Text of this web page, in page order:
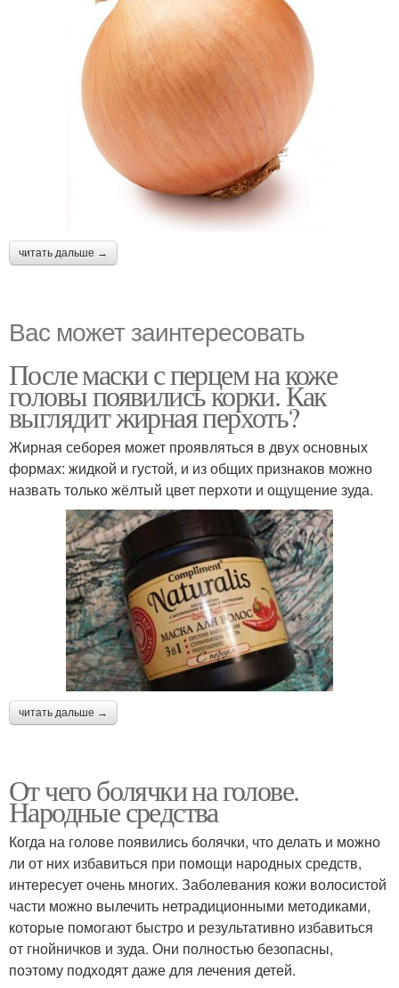
читать дальше →
Вас может заинтересовать
После маски с перцем на коже
головы появились корки. Как
выглядит жирная перхоть?
Жирная себорея может проявляться в двух основных
формах: жидкой и густой, и из общих признаков можно
назвать только жёлтый цвет перхоти и ощущение зуда.
читать дальше →
От чего болячки на голове.
Народные средства
Когда на голове появились болячки, что делать и можно
ли от них избавиться при помощи народных средств,
интересует очень многих. Заболевания кожи волосистой
части можно вылечить нетрадиционными методиками,
которые помогают быстро и результативно избавиться
от гнойничков и зуда. Они полностью безопасны,
поэтому подходят даже для лечения детей.